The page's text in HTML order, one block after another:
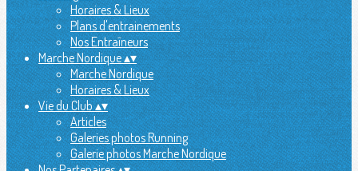
Horaires & Lieux
Plans d'entrainements
Nos Entraîneurs
Marche Nordique▴▾
Marche Nordique
Horaires & Lieux
Vie du Club▴▾
Articles
Galeries photos Running
Galerie photos Marche Nordique